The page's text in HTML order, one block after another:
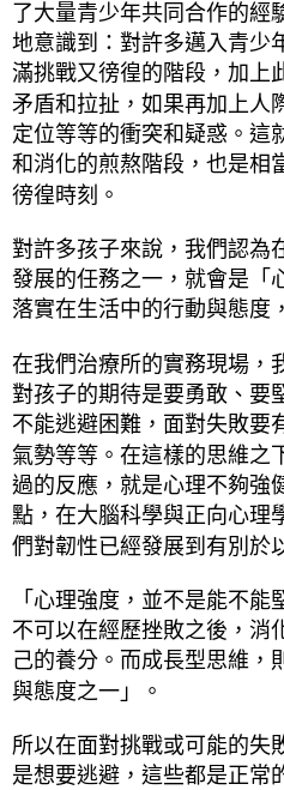
了大量青少年共同合作的經
地意識到：對許多邁入青少
滿挑戰又徬徨的階段，加上
矛盾和拉扯，如果再加上人
定位等等的衝突和疑惑。這
和消化的煎熬階段，也是相
徬徨時刻。
對許多孩子來說，我們認為
發展的任務之一，就會是「
落實在生活中的行動與態度
在我們治療所的實務現場，
對孩子的期待是要勇敢、要
不能逃避困難，面對失敗要
氣勢等等。在這樣的思維之
過的反應，就是心理不夠強
點，在大腦科學與正向心理
們對韌性已經發展到有別於
「心理強度，並不是能不能
不可以在經歷挫敗之後，消
己的養分。而成長型思維，
與態度之一」。
所以在面對挑戰或可能的失
是想要逃避，這些都是正常